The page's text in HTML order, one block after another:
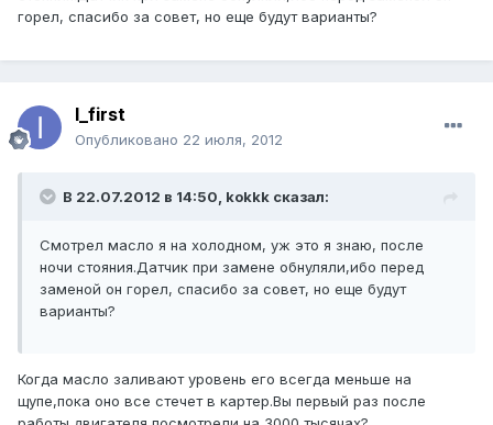
горел, спасибо за совет, но еще будут варианты?
I_first
Опубликовано 22 июля, 2012
В 22.07.2012 в 14:50, kokkk сказал:
Смотрел масло я на холодном, уж это я знаю, после
ночи стояния.Датчик при замене обнуляли,ибо перед
заменой он горел, спасибо за совет, но еще будут
варианты?
Когда масло заливают уровень его всегда меньше на
щупе,пока оно все стечет в картер.Вы первый раз после